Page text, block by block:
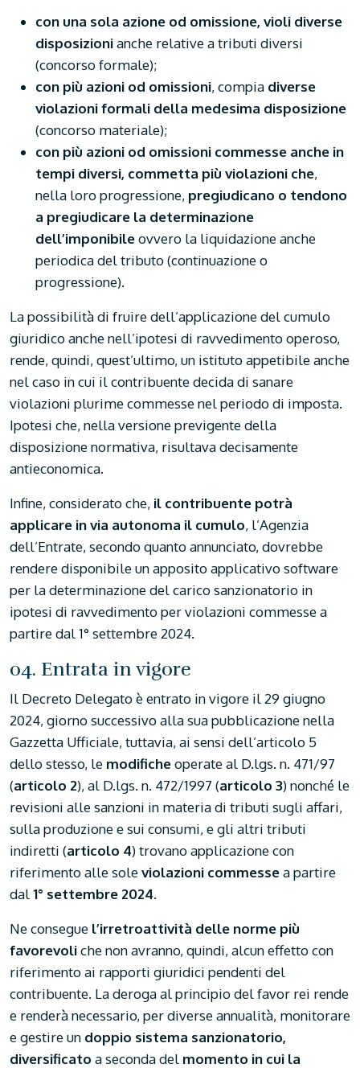
con una sola azione od omissione, violi diverse
disposizionianche relative a tributi diversi
(concorso formale);
con più azioni od omissioni, compia diverse
violazioni formali della medesima disposizione
(concorso materiale);
con più azioni od omissioni commesse anche in
tempi diversi, commetta più violazioni che,
nella loro progressione, pregiudicano o tendono
a pregiudicare la determinazione
dell’imponibileovvero la liquidazione anche
periodica del tributo (continuazione o
progressione).
La possibilità di fruire dell’applicazione del cumulo
giuridico anche nell’ipotesi di ravvedimento operoso,
rende, quindi, quest’ultimo, un istituto appetibile anche
nel caso in cui il contribuente decida di sanare
violazioni plurime commesse nel periodo di imposta.
Ipotesi che, nella versione previgente della
disposizione normativa, risultava decisamente
antieconomica.
Infine, considerato che, il contribuente potrà
applicare in via autonoma il cumulo, l’Agenzia
dell’Entrate, secondo quanto annunciato, dovrebbe
rendere disponibile un apposito applicativo software
per la determinazione del carico sanzionatorio in
ipotesi di ravvedimento per violazioni commesse a
partire dal 1° settembre 2024.
04. Entrata in vigore
Il Decreto Delegato è entrato in vigore il 29 giugno
2024, giorno successivo alla sua pubblicazione nella
Gazzetta Ufficiale, tuttavia, ai sensi dell’articolo 5
dello stesso, le modificheoperate al D.lgs. n. 471/97
(articolo 2), al D.lgs. n. 472/1997 (articolo 3) nonché le
revisioni alle sanzioni in materia di tributi sugli affari,
sulla produzione e sui consumi, e gli altri tributi
indiretti (articolo 4) trovano applicazione con
riferimento alle soleviolazioni commessea partire
dal1° settembre 2024.
Ne consegue l’irretroattività delle norme più
favorevoliche non avranno, quindi, alcun effetto con
riferimento ai rapporti giuridici pendenti del
contribuente. La deroga al principio del favor rei rende
e renderà necessario, per diverse annualità, monitorare
e gestire un doppio sistema sanzionatorio,
diversificato a seconda del momento in cui la